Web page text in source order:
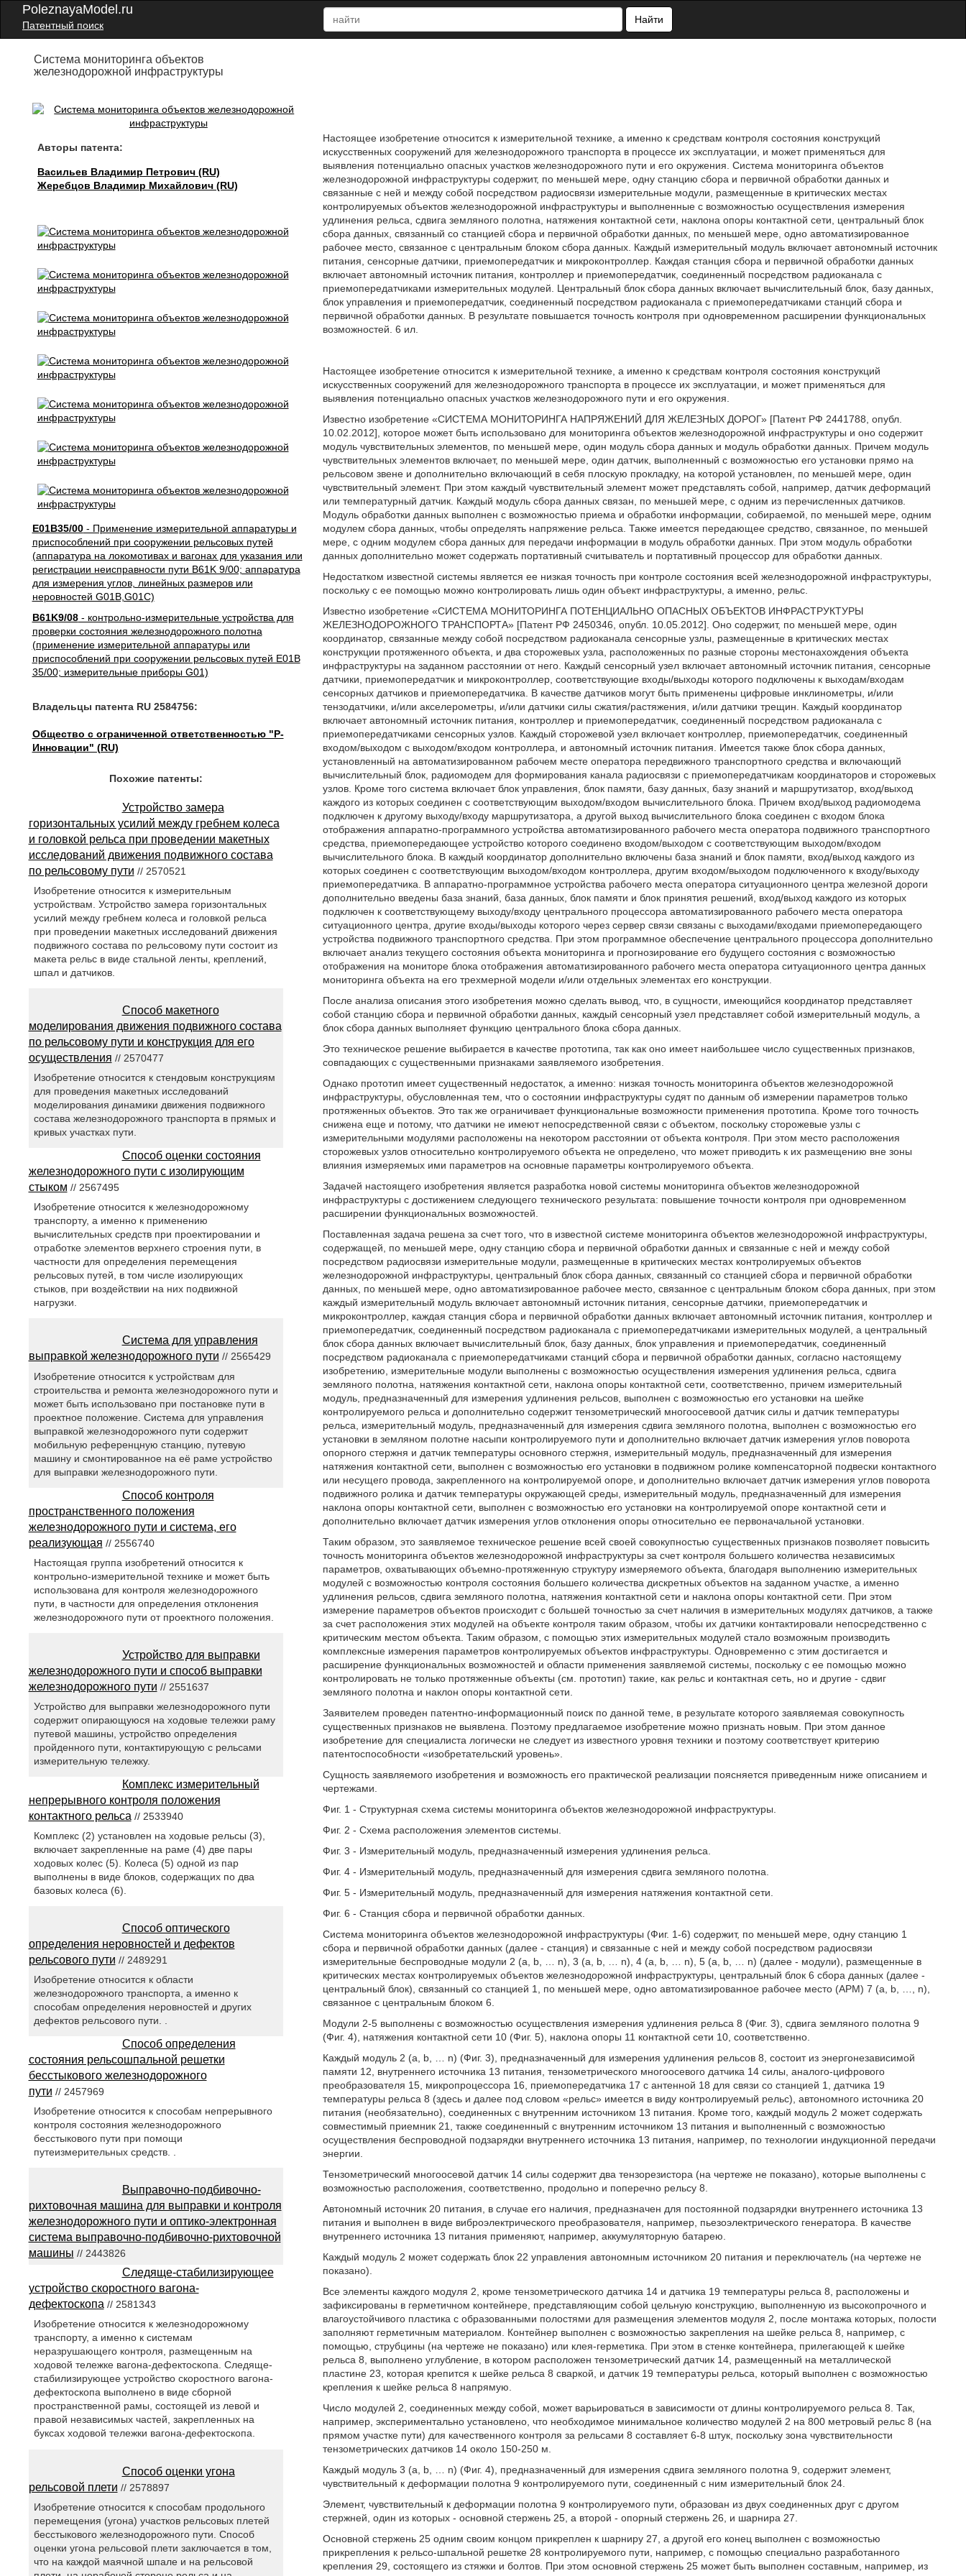
PoleznayaModel.ru
Патентный поиск
Найти
Система мониторинга объектов
железнодорожной инфраструктуры
Авторы патента:
Васильев Владимир Петрович (RU)
Жеребцов Владимир Михайлович (RU)
E01B35/00- Применение измерительной аппаратуры и
приспособлений при сооружении рельсовых путей
(аппаратура на локомотивах и вагонах для указания или
регистрации неисправности пути B61K 9/00; аппаратура
для измерения углов, линейных размеров или
неровностей G01B,G01C)
B61K9/08- контрольно-измерительные устройства для
проверки состояния железнодорожного полотна
(применение измерительной аппаратуры или
приспособлений при сооружении рельсовых путей E01B
35/00; измерительные приборы G01)
Владельцы патента RU 2584756:
Общество с ограниченной ответственностью "Р-
Инновации" (RU)
Настоящее изобретение относится к измерительной технике, а именно к средствам контроля состояния конструкций
искусственных сооружений для железнодорожного транспорта в процессе их эксплуатации, и может применяться для
выявления потенциально опасных участков железнодорожного пути и его окружения. Система мониторинга объектов
железнодорожной инфраструктуры содержит, по меньшей мере, одну станцию сбора и первичной обработки данных и
связанные с ней и между собой посредством радиосвязи измерительные модули, размещенные в критических местах
контролируемых объектов железнодорожной инфраструктуры и выполненные с возможностью осуществления измерения
удлинения рельса, сдвига земляного полотна, натяжения контактной сети, наклона опоры контактной сети, центральный блок
сбора данных, связанный со станцией сбора и первичной обработки данных, по меньшей мере, одно автоматизированное
рабочее место, связанное с центральным блоком сбора данных. Каждый измерительный модуль включает автономный источник
питания, сенсорные датчики, приемопередатчик и микроконтроллер. Каждая станция сбора и первичной обработки данных
включает автономный источник питания, контроллер и приемопередатчик, соединенный посредством радиоканала с
приемопередатчиками измерительных модулей. Центральный блок сбора данных включает вычислительный блок, базу данных,
блок управления и приемопередатчик, соединенный посредством радиоканала с приемопередатчиками станций сбора и
первичной обработки данных. В результате повышается точность контроля при одновременном расширении функциональных
возможностей. 6 ил.
Настоящее изобретение относится к измерительной технике, а именно к средствам контроля состояния конструкций
искусственных сооружений для железнодорожного транспорта в процессе их эксплуатации, и может применяться для
выявления потенциально опасных участков железнодорожного пути и его окружения.
Известно изобретение «СИСТЕМА МОНИТОРИНГА НАПРЯЖЕНИЙ ДЛЯ ЖЕЛЕЗНЫХ ДОРОГ» [Патент РФ 2441788, опубл.
10.02.2012], которое может быть использовано для мониторинга объектов железнодорожной инфраструктуры и оно содержит
модуль чувствительных элементов, по меньшей мере, один модуль сбора данных и модуль обработки данных. Причем модуль
чувствительных элементов включает, по меньшей мере, один датчик, выполненный с возможностью его установки прямо на
рельсовом звене и дополнительно включающий в себя плоскую прокладку, на которой установлен, по меньшей мере, один
чувствительный элемент. При этом каждый чувствительный элемент может представлять собой, например, датчик деформаций
или температурный датчик. Каждый модуль сбора данных связан, по меньшей мере, с одним из перечисленных датчиков.
Модуль обработки данных выполнен с возможностью приема и обработки информации, собираемой, по меньшей мере, одним
модулем сбора данных, чтобы определять напряжение рельса. Также имеется передающее средство, связанное, по меньшей
мере, с одним модулем сбора данных для передачи информации в модуль обработки данных. При этом модуль обработки
данных дополнительно может содержать портативный считыватель и портативный процессор для обработки данных.
Недостатком известной системы является ее низкая точность при контроле состояния всей железнодорожной инфраструктуры,
поскольку с ее помощью можно контролировать лишь один объект инфраструктуры, а именно, рельс.
Известно изобретение «СИСТЕМА МОНИТОРИНГА ПОТЕНЦИАЛЬНО ОПАСНЫХ ОБЪЕКТОВ ИНФРАСТРУКТУРЫ
ЖЕЛЕЗНОДОРОЖНОГО ТРАНСПОРТА» [Патент РФ 2450346, опубл. 10.05.2012]. Оно содержит, по меньшей мере, один
координатор, связанные между собой посредством радиоканала сенсорные узлы, размещенные в критических местах
конструкции протяженного объекта, и два сторожевых узла, расположенных по разные стороны местонахождения объекта
инфраструктуры на заданном расстоянии от него. Каждый сенсорный узел включает автономный источник питания, сенсорные
датчики, приемопередатчик и микроконтроллер, соответствующие входы/выходы которого подключены к выходам/входам
сенсорных датчиков и приемопередатчика. В качестве датчиков могут быть применены цифровые инклинометры, и/или
тензодатчики, и/или акселерометры, и/или датчики силы сжатия/растяжения, и/или датчики трещин. Каждый координатор
включает автономный источник питания, контроллер и приемопередатчик, соединенный посредством радиоканала с
приемопередатчиками сенсорных узлов. Каждый сторожевой узел включает контроллер, приемопередатчик, соединенный
входом/выходом с выходом/входом контроллера, и автономный источник питания. Имеется также блок сбора данных,
установленный на автоматизированном рабочем месте оператора передвижного транспортного средства и включающий
вычислительный блок, радиомодем для формирования канала радиосвязи с приемопередатчикам координаторов и сторожевых
узлов. Кроме того система включает блок управления, блок памяти, базу данных, базу знаний и маршрутизатор, вход/выход
каждого из которых соединен с соответствующим выходом/входом вычислительного блока. Причем вход/выход радиомодема
подключен к другому выходу/входу маршрутизатора, а другой выход вычислительного блока соединен с входом блока
отображения аппаратно-программного устройства автоматизированного рабочего места оператора подвижного транспортного
средства, приемопередающее устройство которого соединено входом/выходом с соответствующим выходом/входом
вычислительного блока. В каждый координатор дополнительно включены база знаний и блок памяти, вход/выход каждого из
которых соединен с соответствующим выходом/входом контроллера, другим входом/выходом подключенного к входу/выходу
приемопередатчика. В аппаратно-программное устройства рабочего места оператора ситуационного центра железной дороги
дополнительно введены база знаний, база данных, блок памяти и блок принятия решений, вход/выход каждого из которых
подключен к соответствующему выходу/входу центрального процессора автоматизированного рабочего места оператора
ситуационного центра, другие входы/выходы которого через сервер связи связаны с выходами/входами приемопередающего
устройства подвижного транспортного средства. При этом программное обеспечение центрального процессора дополнительно
включает анализ текущего состояния объекта мониторинга и прогнозирование его будущего состояния с возможностью
отображения на мониторе блока отображения автоматизированного рабочего места оператора ситуационного центра данных
мониторинга объекта на его трехмерной модели и/или отдельных элементах его конструкции.
После анализа описания этого изобретения можно сделать вывод, что, в сущности, имеющийся координатор представляет
собой станцию сбора и первичной обработки данных, каждый сенсорный узел представляет собой измерительный модуль, а
блок сбора данных выполняет функцию центрального блока сбора данных.
Это техническое решение выбирается в качестве прототипа, так как оно имеет наибольшее число существенных признаков,
совпадающих с существенными признаками заявляемого изобретения.
Однако прототип имеет существенный недостаток, а именно: низкая точность мониторинга объектов железнодорожной
инфраструктуры, обусловленная тем, что о состоянии инфраструктуры судят по данным об измерении параметров только
протяженных объектов. Это так же ограничивает функциональные возможности применения прототипа. Кроме того точность
снижена еще и потому, что датчики не имеют непосредственной связи с объектом, поскольку сторожевые узлы с
измерительными модулями расположены на некотором расстоянии от объекта контроля. При этом место расположения
сторожевых узлов относительно контролируемого объекта не определено, что может приводить к их размещению вне зоны
влияния измеряемых ими параметров на основные параметры контролируемого объекта.
Задачей настоящего изобретения является разработка новой системы мониторинга объектов железнодорожной
инфраструктуры с достижением следующего технического результата: повышение точности контроля при одновременном
расширении функциональных возможностей.
Поставленная задача решена за счет того, что в известной системе мониторинга объектов железнодорожной инфраструктуры,
содержащей, по меньшей мере, одну станцию сбора и первичной обработки данных и связанные с ней и между собой
посредством радиосвязи измерительные модули, размещенные в критических местах контролируемых объектов
железнодорожной инфраструктуры, центральный блок сбора данных, связанный со станцией сбора и первичной обработки
данных, по меньшей мере, одно автоматизированное рабочее место, связанное с центральным блоком сбора данных, при этом
каждый измерительный модуль включает автономный источник питания, сенсорные датчики, приемопередатчик и
микроконтроллер, каждая станция сбора и первичной обработки данных включает автономный источник питания, контроллер и
приемопередатчик, соединенный посредством радиоканала с приемопередатчиками измерительных модулей, а центральный
блок сбора данных включает вычислительный блок, базу данных, блок управления и приемопередатчик, соединенный
посредством радиоканала с приемопередатчиками станций сбора и первичной обработки данных, согласно настоящему
изобретению, измерительные модули выполнены с возможностью осуществления измерения удлинения рельса, сдвига
земляного полотна, натяжения контактной сети, наклона опоры контактной сети, соответственно, причем измерительный
модуль, предназначенный для измерения удлинения рельсов, выполнен с возможностью его установки на шейке
контролируемого рельса и дополнительно содержит тензометрический многоосевоой датчик силы и датчик температуры
рельса, измерительный модуль, предназначенный для измерения сдвига земляного полотна, выполнен с возможностью его
установки в земляном полотне насыпи контролируемого пути и дополнительно включает датчик измерения углов поворота
опорного стержня и датчик температуры основного стержня, измерительный модуль, предназначенный для измерения
натяжения контактной сети, выполнен с возможностью его установки в подвижном ролике компенсаторной подвески контактного
или несущего провода, закрепленного на контролируемой опоре, и дополнительно включает датчик измерения углов поворота
подвижного ролика и датчик температуры окружающей среды, измерительный модуль, предназначенный для измерения
наклона опоры контактной сети, выполнен с возможностью его установки на контролируемой опоре контактной сети и
дополнительно включает датчик измерения углов отклонения опоры относительно ее первоначальной установки.
Таким образом, это заявляемое техническое решение всей своей совокупностью существенных признаков позволяет повысить
точность мониторинга объектов железнодорожной инфраструктуры за счет контроля большего количества независимых
параметров, охватывающих объемно-протяженную структуру измеряемого объекта, благодаря выполнению измерительных
модулей с возможностью контроля состояния большего количества дискретных объектов на заданном участке, а именно
удлинения рельсов, сдвига земляного полотна, натяжения контактной сети и наклона опоры контактной сети. При этом
измерение параметров объектов происходит с большей точностью за счет наличия в измерительных модулях датчиков, а также
за счет расположения этих модулей на объекте контроля таким образом, чтобы их датчики контактировали непосредственно с
критическим местом объекта. Таким образом, с помощью этих измерительных модулей стало возможным производить
комплексные измерения параметров контролируемых объектов инфраструктуры. Одновременно с этим достигается и
расширение функциональных возможностей и области применения заявляемой системы, поскольку с ее помощью можно
контролировать не только протяженные объекты (см. прототип) такие, как рельс и контактная сеть, но и другие - сдвиг
земляного полотна и наклон опоры контактной сети.
Заявителем проведен патентно-информационный поиск по данной теме, в результате которого заявляемая совокупность
существенных признаков не выявлена. Поэтому предлагаемое изобретение можно признать новым. При этом данное
изобретение для специалиста логически не следует из известного уровня техники и поэтому соответствует критерию
патентоспособности «изобретательский уровень».
Сущность заявляемого изобретения и возможность его практической реализации поясняется приведенным ниже описанием и
чертежами.
Фиг. 1 - Структурная схема системы мониторинга объектов железнодорожной инфраструктуры.
Фиг. 2 - Схема расположения элементов системы.
Фиг. 3 - Измерительный модуль, предназначенный измерения удлинения рельса.
Фиг. 4 - Измерительный модуль, предназначенный для измерения сдвига земляного полотна.
Фиг. 5 - Измерительный модуль, предназначенный для измерения натяжения контактной сети.
Фиг. 6 - Станция сбора и первичной обработки данных.
Система мониторинга объектов железнодорожной инфраструктуры (Фиг. 1-6) содержит, по меньшей мере, одну станцию 1
сбора и первичной обработки данных (далее - станция) и связанные с ней и между собой посредством радиосвязи
измерительные беспроводные модули 2 (а, b, … n), 3 (а, b, … n), 4 (а, b, … n), 5 (а, b, … n) (далее - модули), размещенные в
критических местах контролируемых объектов железнодорожной инфраструктуры, центральный блок 6 сбора данных (далее -
центральный блок), связанный со станцией 1, по меньшей мере, одно автоматизированное рабочее место (АРМ) 7 (а, b, …, n),
связанное с центральным блоком 6.
Модули 2-5 выполнены с возможностью осуществления измерения удлинения рельса 8 (Фиг. 3), сдвига земляного полотна 9
(Фиг. 4), натяжения контактной сети 10 (Фиг. 5), наклона опоры 11 контактной сети 10, соответственно.
Каждый модуль 2 (а, b, … n) (Фиг. 3), предназначенный для измерения удлинения рельсов 8, состоит из энергонезависимой
памяти 12, внутреннего источника 13 питания, тензометрического многоосевого датчика 14 силы, аналого-цифрового
преобразователя 15, микропроцессора 16, приемопередатчика 17 с антенной 18 для связи со станцией 1, датчика 19
температуры рельса 8 (здесь и далее под словом «рельс» имеется в виду контролируемый рельс), автономного источника 20
питания (необязательно), соединенных с внутренним источником 13 питания. Кроме того, каждый модуль 2 может содержать
совместимый приемник 21, также соединенный с внутренним источником 13 питания и выполненный с возможностью
осуществления беспроводной подзарядки внутреннего источника 13 питания, например, по технологии индукционной передачи
энергии.
Тензометрический многоосевой датчик 14 силы содержит два тензорезистора (на чертеже не показано), которые выполнены с
возможностью расположения, соответственно, продольно и поперечно рельсу 8.
Автономный источник 20 питания, в случае его наличия, предназначен для постоянной подзарядки внутреннего источника 13
питания и выполнен в виде виброэлектрического преобразователя, например, пьезоэлектрического генератора. В качестве
внутреннего источника 13 питания применяют, например, аккумуляторную батарею.
Каждый модуль 2 может содержать блок 22 управления автономным источником 20 питания и переключатель (на чертеже не
показано).
Все элементы каждого модуля 2, кроме тензометрического датчика 14 и датчика 19 температуры рельса 8, расположены и
зафиксированы в герметичном контейнере, представляющим собой цельную конструкцию, выполненную из высокопрочного и
влагоустойчивого пластика с образованными полостями для размещения элементов модуля 2, после монтажа которых, полости
заполняют герметичным материалом. Контейнер выполнен с возможностью закрепления на шейке рельса 8, например, с
помощью, струбцины (на чертеже не показано) или клея-герметика. При этом в стенке контейнера, прилегающей к шейке
рельса 8, выполнено углубление, в котором расположен тензометрический датчик 14, размещенный на металлической
пластине 23, которая крепится к шейке рельса 8 сваркой, и датчик 19 температуры рельса, который выполнен с возможностью
крепления к шейке рельса 8 напрямую.
Число модулей 2, соединенных между собой, может варьироваться в зависимости от длины контролируемого рельса 8. Так,
например, экспериментально установлено, что необходимое минимальное количество модулей 2 на 800 метровый рельс 8 (на
прямом участке пути) для качественного контроля за рельсами 8 составляет 6-8 штук, поскольку зона чувствительности
тензометрических датчиков 14 около 150-250 м.
Каждый модуль 3 (а, b, … n) (Фиг. 4), предназначенный для измерения сдвига земляного полотна 9, содержит элемент,
чувствительный к деформации полотна 9 контролируемого пути, соединенный с ним измерительный блок 24.
Элемент, чувствительный к деформации полотна 9 контролируемого пути, образован из двух соединенных друг с другом
стержней, один из которых - основной стержень 25, а второй - опорный стержень 26, и шарнира 27.
Основной стержень 25 одним своим концом прикреплен к шарниру 27, а другой его конец выполнен с возможностью
прикрепления к рельсо-шпальной решетке 28 контролируемого пути, например, с помощью специально разработанного
крепления 29, состоящего из стяжки и болтов. При этом основной стержень 25 может быть выполнен составным, например, из
Похожие патенты:
Устройство замера
горизонтальных усилий между гребнем колеса
и головкой рельса при проведении макетных
исследований движения подвижного состава
по рельсовому пути // 2570521
Изобретение относится к измерительным
устройствам. Устройство замера горизонтальных
усилий между гребнем колеса и головкой рельса
при проведении макетных исследований движения
подвижного состава по рельсовому пути состоит из
макета рельс в виде стальной ленты, креплений,
шпал и датчиков.
Способ макетного
моделирования движения подвижного состава
по рельсовому пути и конструкция для его
осуществления // 2570477
Изобретение относится к стендовым конструкциям
для проведения макетных исследований
моделирования динамики движения подвижного
состава железнодорожного транспорта в прямых и
кривых участках пути.
Способ оценки состояния
железнодорожного пути с изолирующим
стыком // 2567495
Изобретение относится к железнодорожному
транспорту, а именно к применению
вычислительных средств при проектировании и
отработке элементов верхнего строения пути, в
частности для определения перемещения
рельсовых путей, в том числе изолирующих
стыков, при воздействии на них подвижной
нагрузки.
Система для управления
выправкой железнодорожного пути // 2565429
Изобретение относится к устройствам для
строительства и ремонта железнодорожного пути и
может быть использовано при постановке пути в
проектное положение. Система для управления
выправкой железнодорожного пути содержит
мобильную референцную станцию, путевую
машину и смонтированное на её раме устройство
для выправки железнодорожного пути.
Способ контроля
пространственного положения
железнодорожного пути и система, его
реализующая // 2556740
Настоящая группа изобретений относится к
контрольно-измерительной технике и может быть
использована для контроля железнодорожного
пути, в частности для определения отклонения
железнодорожного пути от проектного положения.
Устройство для выправки
железнодорожного пути и способ выправки
железнодорожного пути // 2551637
Устройство для выправки железнодорожного пути
содержит опирающуюся на ходовые тележки раму
путевой машины, устройство определения
пройденного пути, контактирующую с рельсами
измерительную тележку.
Комплекс измерительный
непрерывного контроля положения
контактного рельса // 2533940
Комплекс (2) установлен на ходовые рельсы (3),
включает закрепленные на раме (4) две пары
ходовых колес (5). Колеса (5) одной из пар
выполнены в виде блоков, содержащих по два
базовых колеса (6).
Способ оптического
определения неровностей и дефектов
рельсового пути // 2489291
Изобретение относится к области
железнодорожного транспорта, а именно к
способам определения неровностей и других
дефектов рельсового пути. .
Способ определения
состояния рельсошпальной решетки
бесстыкового железнодорожного
пути // 2457969
Изобретение относится к способам непрерывного
контроля состояния железнодорожного
бесстыкового пути при помощи
путеизмерительных средств. .
Выправочно-подбивочно-
рихтовочная машина для выправки и контроля
железнодорожного пути и оптико-электронная
система выправочно-подбивочно-рихтовочной
машины // 2443826
Следяще-стабилизирующее
устройство скоростного вагона-
дефектоскопа// 2581343
Изобретение относится к железнодорожному
транспорту, а именно к системам
неразрушающего контроля, размещенным на
ходовой тележке вагона-дефектоскопа. Следяще-
стабилизирующее устройство скоростного вагона-
дефектоскопа выполнено в виде сборной
пространственной рамы, состоящей из левой и
правой независимых частей, закрепленных на
буксах ходовой тележки вагона-дефектоскопа.
Способ оценки угона
рельсовой плети // 2578897
Изобретение относится к способам продольного
перемещения (угона) участков рельсовых плетей
бесстыкового железнодорожного пути. Способ
оценки угона рельсовой плети заключается в том,
что на каждой маячной шпале и на рельсовой